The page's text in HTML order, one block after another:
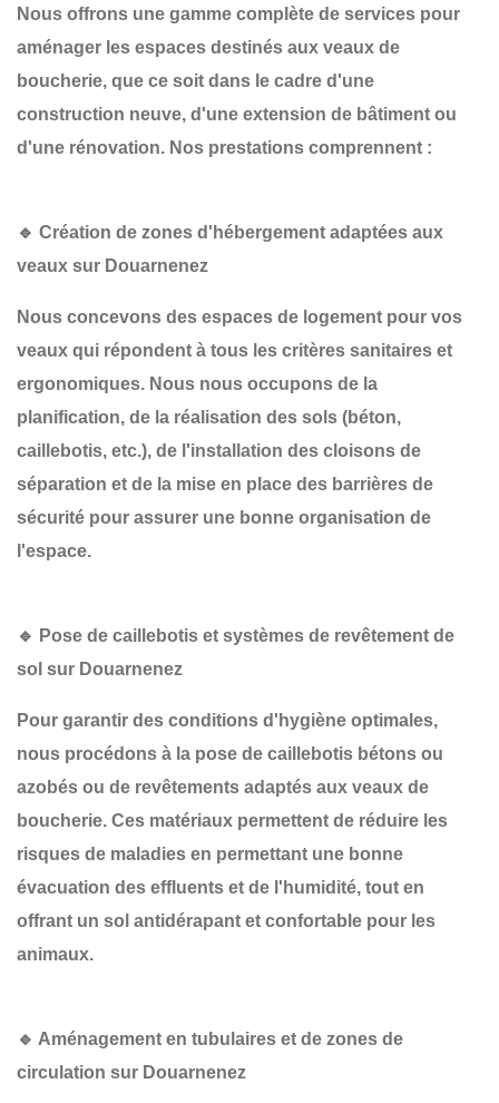
Nous offrons une gamme complète de services pour
aménager les espaces destinés aux veaux de
boucherie, que ce soit dans le cadre d'une
construction neuve, d'une extension de bâtiment ou
d'une rénovation. Nos prestations comprennent :
🔹 Création de zones d'hébergement adaptées aux
veaux sur Douarnenez
Nous concevons des espaces de logement pour vos
veaux qui répondent à tous les critères sanitaires et
ergonomiques. Nous nous occupons de la
planification, de la réalisation des sols (béton,
caillebotis, etc.), de l'installation des cloisons de
séparation et de la mise en place des barrières de
sécurité pour assurer une bonne organisation de
l'espace.
🔹 Pose de caillebotis et systèmes de revêtement de
sol sur Douarnenez
Pour garantir des conditions d'hygiène optimales,
nous procédons à la pose de caillebotis bétons ou
azobés ou de revêtements adaptés aux veaux de
boucherie. Ces matériaux permettent de réduire les
risques de maladies en permettant une bonne
évacuation des effluents et de l'humidité, tout en
offrant un sol antidérapant et confortable pour les
animaux.
🔹 Aménagement en tubulaires et de zones de
circulation sur Douarnenez